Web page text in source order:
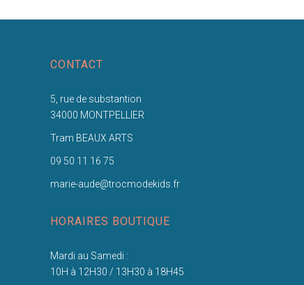
CONTACT
5, rue de substantion
34000 MONTPELLIER
Tram BEAUX ARTS
09 50 11 16 75
marie-aude@trocmodekids.fr
HORAIRES BOUTIQUE
Mardi au Samedi :
10H à 12H30 / 13H30 à 18H45